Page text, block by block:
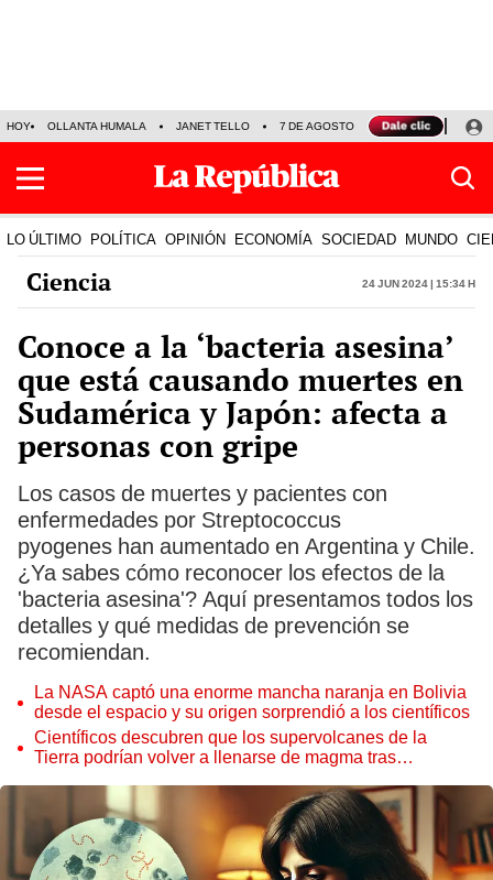
HOY OLLANTA HUMALA JANET TELLO 7 DE AGOSTO TINKA RESULTADOS
LO ÚLTIMO POLÍTICA OPINIÓN ECONOMÍA SOCIEDAD MUNDO
Ciencia 24 Jun 2024 | 15:34 h
Conoce a la ‘bacteria asesina’
que está causando muertes en
Sudamérica y Japón: afecta a
personas con gripe
Los casos de muertes y pacientes con
enfermedades por Streptococcus
pyogenes han aumentado en Argentina y Chile.
¿Ya sabes cómo reconocer los efectos de la
'bacteria asesina'? Aquí presentamos todos los
detalles y qué medidas de prevención se
recomiendan.
La NASA captó una enorme mancha naranja en Bolivia
desde el espacio y su origen sorprendió a los científicos
Científicos descubren que los supervolcanes de la
Tierra podrían volver a llenarse de magma tras